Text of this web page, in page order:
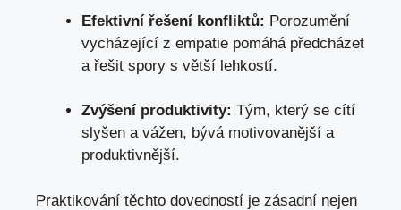
Efektivní řešení konfliktů: Porozumění
vycházející z empatie pomáhá předcházet
a řešit spory s větší lehkostí.
Zvýšení produktivity: Tým, který se cítí
slyšen a vážen, bývá motivovanější a
produktivnější.
Praktikování těchto dovedností je zásadní nejen